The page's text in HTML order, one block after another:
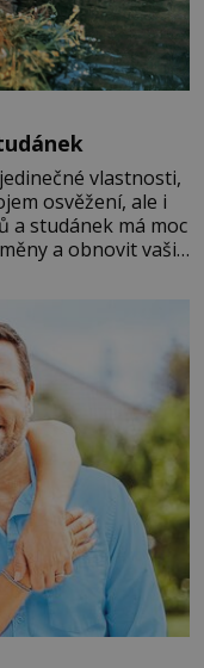
vlastnosti,
osvěžení, ale i
a studánek má moc
a obnovit vaši
svého života